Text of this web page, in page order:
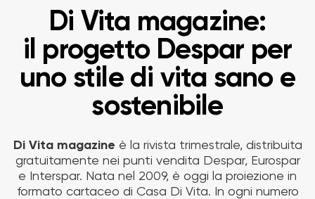
Di Vita magazine:
il progetto Despar per
uno stile di vita sano e
sostenibile
Di Vita magazine è la rivista trimestrale, distribuita
gratuitamente nei punti vendita Despar, Eurospar
e Interspar. Nata nel 2009, è oggi la proiezione in
formato cartaceo di Casa Di Vita. In ogni numero